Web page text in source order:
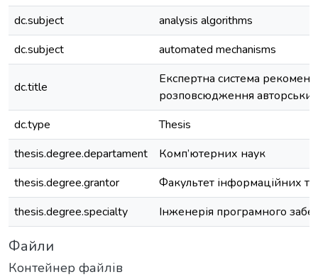
dc.subject
analysis algorithms
dc.subject
automated mechanisms
dc.title
Експертна система
розповсюдження
dc.type
Thesis
thesis.degree.departament
Комп’ютерних наук
thesis.degree.grantor
Факультет інформаційних
thesis.degree.specialty
Інженерія програмного
Файли
Контейнер файлів